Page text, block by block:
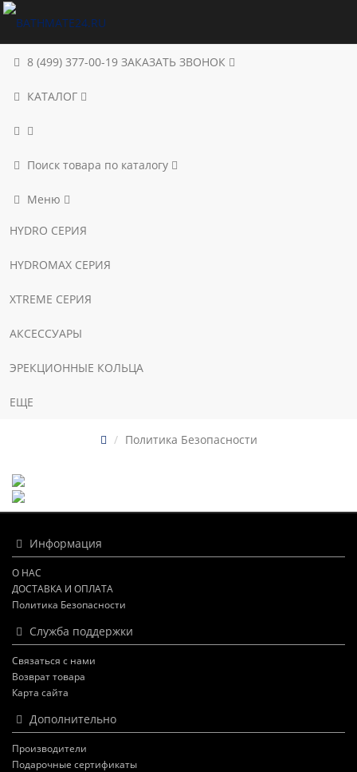
8 (499) 377-00-19 ЗАКАЗАТЬ ЗВОНОК
КАТАЛОГ
Поиск товара по каталогу
Меню
HYDRO СЕРИЯ
HYDROMAX СЕРИЯ
XTREME СЕРИЯ
АКСЕССУАРЫ
ЭРЕКЦИОННЫЕ КОЛЬЦА
ЕЩЕ
Политика Безопасности
Политика
Безопасности
Информация
О НАС
ДОСТАВКА И ОПЛАТА
Политика Безопасности
Служба поддержки
Связаться с нами
Возврат товара
Карта сайта
Дополнительно
Производители
Подарочные сертификаты